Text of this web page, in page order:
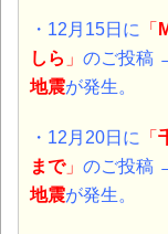
・12月15日に 「
しら 」 のご投稿
地震が発生。
・12月20日に 「
まで」 のご投稿
地震が発生。